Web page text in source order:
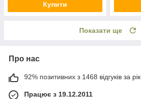
Купити
Показати ще
Про нас
92% позитивних з 1468 відгуків за рік
Працює з 19.12.2011